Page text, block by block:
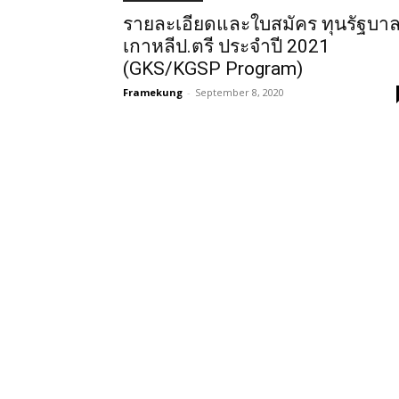
รายละเอียดและใบสมัคร ทุนรัฐบา
เกาหลีป.ตรี ประจำปี 2021
(GKS/KGSP Program)
Framekung - September 8, 2020